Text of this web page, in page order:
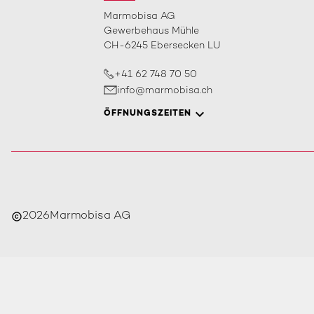
Marmobisa AG
Gewerbehaus Mühle
CH-6245 Ebersecken LU
+41 62 748 70 50
info@marmobisa.ch
ÖFFNUNGSZEITEN
copyright2026Marmobisa AG